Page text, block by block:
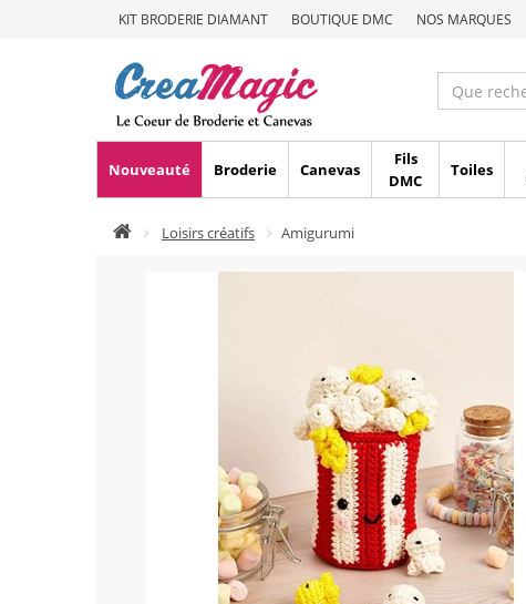
KIT BRODERIE DIAMANT BOUTIQUE DMC NOS MARQUES
Nouveauté Broderie Canevas
Fils
DMC
Toiles
Loisirs créatifs Amigurumi